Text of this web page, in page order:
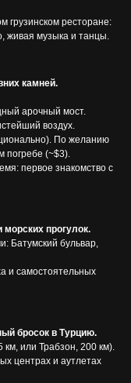
грузинском ресторане:
живая музыка и танцы.
камней.
арочный мост.
воздух.
По желанию
погребе (~$3).
первое знакомство с
прогулок.
Батумский бульвар,
и самостоятельных
бросок в Турцию.
км, или Трабзон, 200 км).
центрах и аутлетах